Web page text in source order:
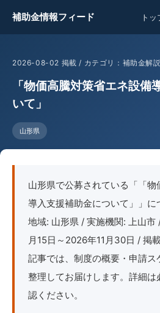
補助金情報フィード トッ
2026-08-02 掲載 / カテゴリ：補助金解説
「物価高騰対策省エネ設備
いて」
山形県
山形県で公募されている「「
導入支援補助金について」」に
地域: 山形県 / 実施機関: 上山
月15日～2026年11月30日 / 掲
記事では、制度の概要・申請ス
整理してお届けします。詳細
認ください。